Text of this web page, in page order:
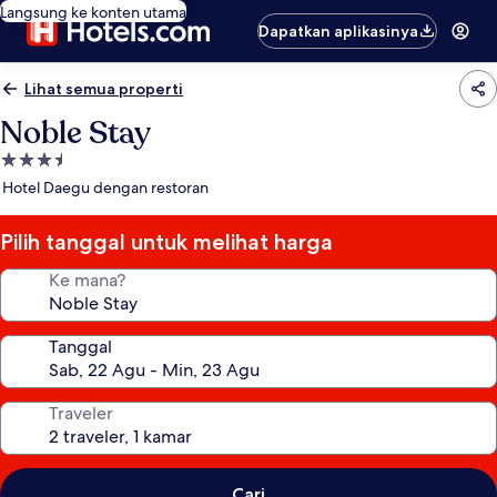
Langsung ke konten utama
Dapatkan aplikasinya
Lihat semua properti
Noble Stay
Properti
bintang
Hotel Daegu dengan restoran
Pilih tanggal untuk melihat harga
Ke mana?
Tanggal
Traveler